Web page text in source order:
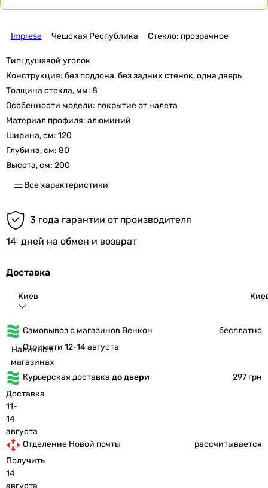
Imprese Чешская Республика Стекло: прозрачное
Тип: душевой уголок
Конструкция: без поддона, без задних стенок, одна дверь
Толщина стекла, мм: 8
Особенности модели: покрытие от налета
Материал профиля: алюминий
Ширина, см: 120
Глубина, см: 80
Высота, см: 200
Все характеристики
3 года гарантии от производителя
14 дней на обмен и возврат
Доставка
Киев
Самовывоз с магазинов Венкон
бесплатно
Наличие в
магазинах
Отримати 12-14 августа
Курьерская доставка до двери
297 грн
Доставка
11-
14
августа
Отделение Новой почты
рассчитывается
Получить
14
августа